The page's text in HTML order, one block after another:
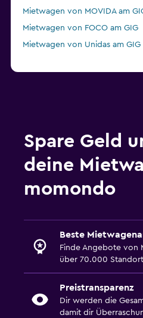
Mietwagen von MOVIDA am
Mietwagen von FOCO am GIG
Mietwagen von Unidas am GIG
Spare Geld
deine
momondo
Beste
Finde Angebote von
über 70.000
Preistransparenz
Dir werden die
damit dir